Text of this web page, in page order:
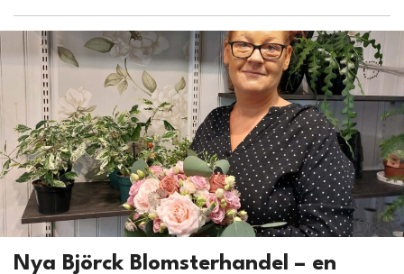
Nya Björck Blomsterhandel – en